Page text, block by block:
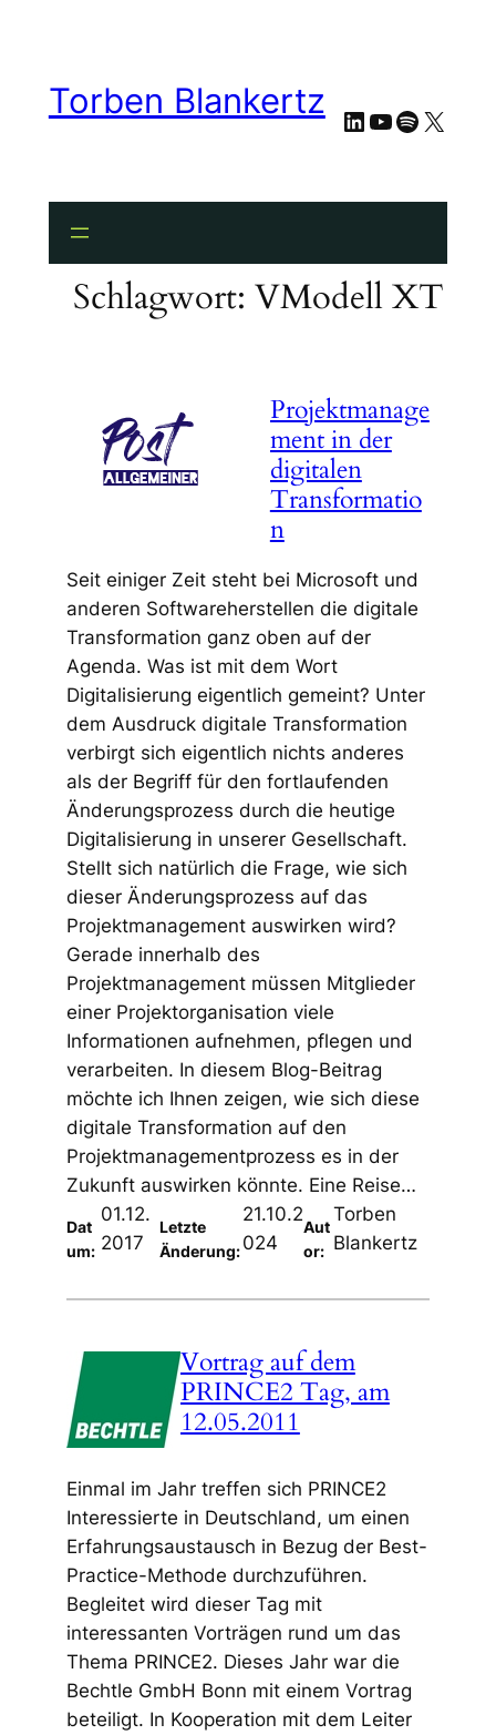
springenTorben Blankertz LinkedIn
YouTube
Spotify
X
Schlagwort:VModell XT
Projektmanage
ment in der
digitalen
Transformatio
n
Seit einiger Zeit steht bei Microsoft und
anderen Softwareherstellen die digitale
Transformation ganz oben auf der
Agenda. Was ist mit dem Wort
Digitalisierung eigentlich gemeint? Unter
dem Ausdruck digitale Transformation
verbirgt sich eigentlich nichts anderes
als der Begriff für den fortlaufenden
Änderungsprozess durch die heutige
Digitalisierung in unserer Gesellschaft.
Stellt sich natürlich die Frage, wie sich
dieser Änderungsprozess auf das
Projektmanagement auswirken wird?
Gerade innerhalb des
Projektmanagement müssen Mitglieder
einer Projektorganisation viele
Informationen aufnehmen, pflegen und
verarbeiten. In diesem Blog-Beitrag
möchte ich Ihnen zeigen, wie sich diese
digitale Transformation auf den
Projektmanagementprozess es in der
Zukunft auswirken könnte. Eine Reise…
Dat
um:
01.12.
2017
Letzte
Änderung:
21.10.2
024
Aut
or:
Torben
Blankertz
Vortrag auf dem
PRINCE2 Tag, am
12.05.2011
Einmal im Jahr treffen sich PRINCE2
Interessierte in Deutschland, um einen
Erfahrungsaustausch in Bezug der Best-
Practice-Methode durchzuführen.
Begleitet wird dieser Tag mit
interessanten Vorträgen rund um das
Thema PRINCE2. Dieses Jahr war die
Bechtle GmbH Bonn mit einem Vortrag
beteiligt. In Kooperation mit dem Leiter